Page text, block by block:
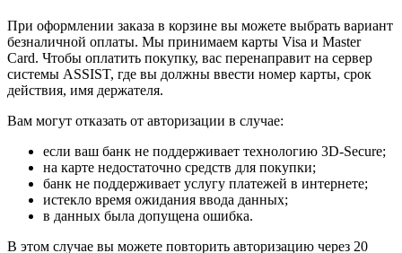
При оформлении заказа в корзине вы можете выбрать вариант
безналичной оплаты. Мы принимаем карты Visa и Master
Card. Чтобы оплатить покупку, вас перенаправит на сервер
системы ASSIST, где вы должны ввести номер карты, срок
действия, имя держателя.
Вам могут отказать от авторизации в случае:
если ваш банк не поддерживает технологию 3D-Secure;
на карте недостаточно средств для покупки;
банк не поддерживает услугу платежей в интернете;
истекло время ожидания ввода данных;
в данных была допущена ошибка.
В этом случае вы можете повторить авторизацию через 20